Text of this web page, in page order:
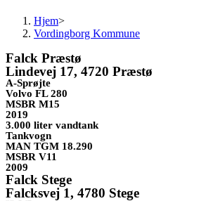
Hjem>
Vordingborg Kommune
Falck Præstø
Lindevej 17, 4720 Præstø
A-Sprøjte
Volvo FL 280
MSBR M15
2019
3.000 liter vandtank
Tankvogn
MAN TGM 18.290
MSBR V11
2009
Falck Stege
Falcksvej 1, 4780 Stege